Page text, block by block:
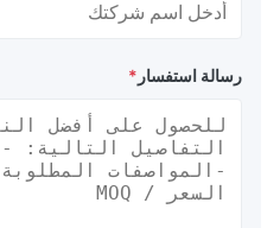
رسالة استفسار*